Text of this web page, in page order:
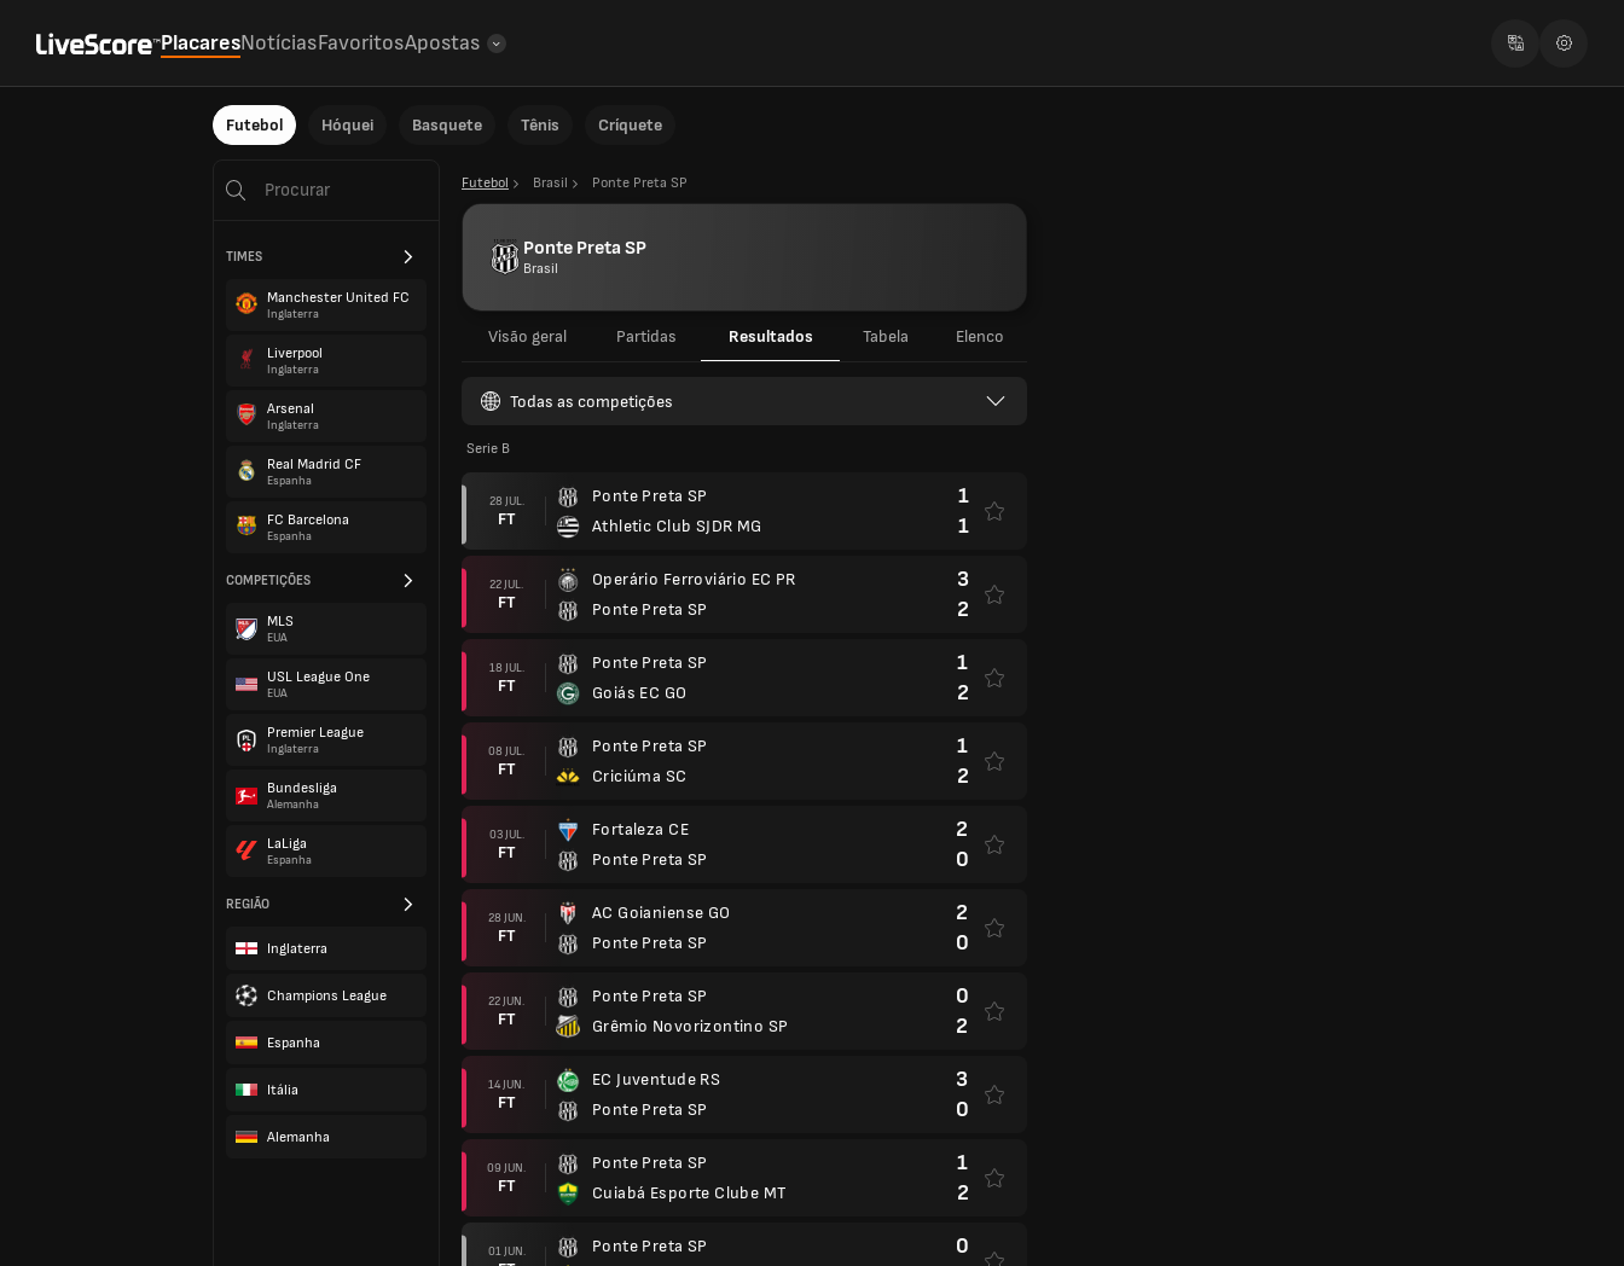
PlacaresNotíciasFavoritosApostas
Futebol Hóquei Basquete Tênis Críquete
TIMES
Manchester United FC
Inglaterra
Liverpool
Inglaterra
Arsenal
Inglaterra
Real Madrid CF
Espanha
FC Barcelona
Espanha
COMPETIÇÕES
MLS
EUA
USL League One
EUA
Premier League
Inglaterra
Bundesliga
Alemanha
LaLiga
Espanha
REGIÃO
Inglaterra
Champions League
Espanha
Itália
Alemanha
Futebol Brasil Ponte Preta SP
Ponte Preta SP
Brasil
Visão geral Partidas Resultados Tabela Elenco
Todas as competições
Serie B
28 JUL.
FT
Ponte Preta SP
Athletic Club SJDR MG
1
1
22 JUL.
FT
Operário Ferroviário EC PR
Ponte Preta SP
3
2
18 JUL.
FT
Ponte Preta SP
Goiás EC GO
1
2
08 JUL.
FT
Ponte Preta SP
Criciúma SC
1
2
03 JUL.
FT
Fortaleza CE
Ponte Preta SP
2
0
28 JUN.
FT
AC Goianiense GO
Ponte Preta SP
2
0
22 JUN.
FT
Ponte Preta SP
Grêmio Novorizontino SP
0
2
14 JUN.
FT
EC Juventude RS
Ponte Preta SP
3
0
09 JUN.
FT
Ponte Preta SP
Cuiabá Esporte Clube MT
1
2
01 JUN.
Ponte Preta SP
0